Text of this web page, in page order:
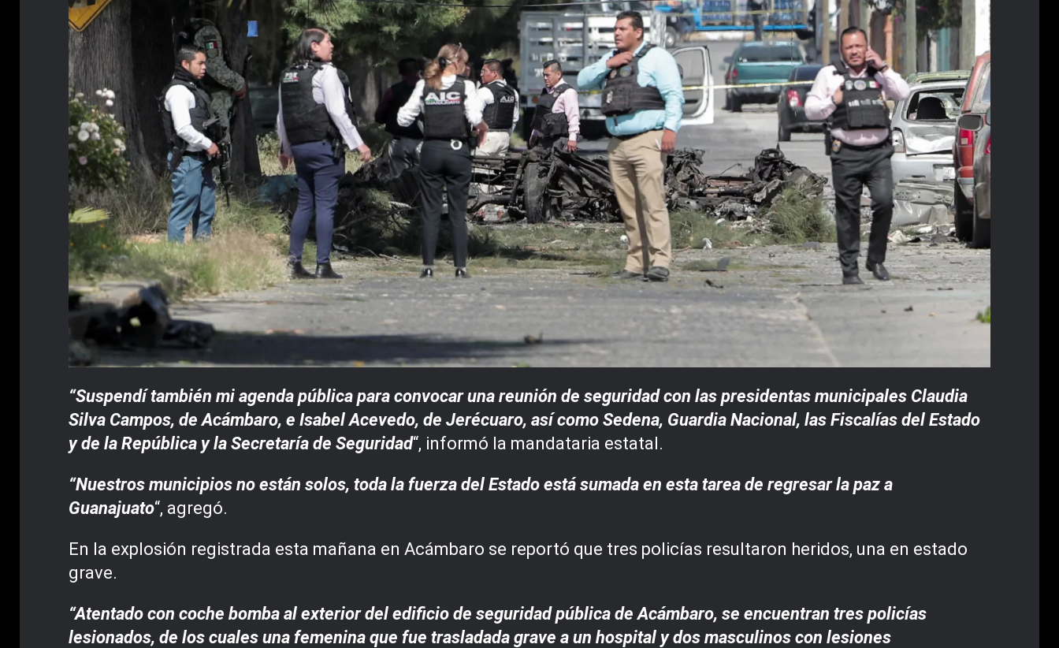
“Suspendí también mi agenda pública para convocar una reunión de seguridad con las presidentas municipales Claudia
Silva Campos, de Acámbaro, e Isabel Acevedo, de Jerécuaro, así como Sedena, Guardia Nacional, las Fiscalías del Estado
y de la República y la Secretaría de Seguridad“, informó la mandataria estatal.
“Nuestros municipios no están solos, toda la fuerza del Estado está sumada en esta tarea de regresar la paz a
Guanajuato“, agregó.
En la explosión registrada esta mañana en Acámbaro se reportó que tres policías resultaron heridos, una en estado
grave.
“Atentado con coche bomba al exterior del edificio de seguridad pública de Acámbaro, se encuentran tres policías
lesionados, de los cuales una femenina que fue trasladada grave a un hospital y dos masculinos con lesiones